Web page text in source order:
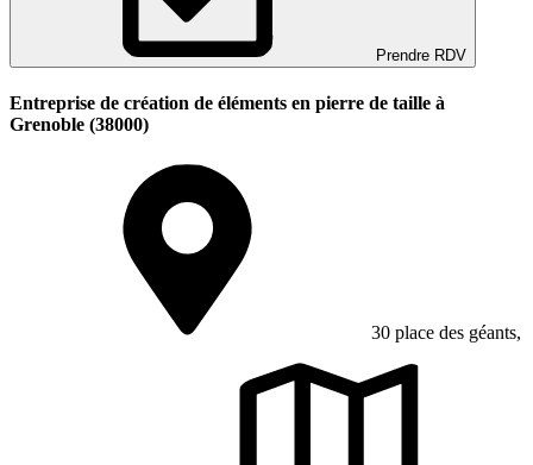
Prendre RDV
Entreprise de création de éléments en pierre de taille à
Grenoble (38000)
30 place des géants,